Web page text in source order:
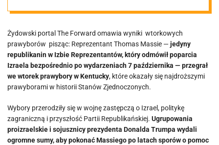
Koalicja
Żydowska
świętuje wynik
Żydowski portal The Forward omawia wyniki wtorkowych
prawyborów pisząc: Reprezentant Thomas Massie —jedyny
republikanin w Izbie Reprezentantów, który odmówił poparcia
Izraela bezpośrednio po wydarzeniach 7 października — przegrał
we wtorek prawybory w Kentucky, które okazały się najdroższymi
prawyborami w historii Stanów Zjednoczonych.
Wybory przerodziły się w wojnę zastępczą o Izrael, politykę
zagraniczną i przyszłość Partii Republikańskiej. Ugrupowania
proizraelskie i sojusznicy prezydenta Donalda Trumpa wydali
ogromne sumy, aby pokonać Massiego po latach sporów o pomoc